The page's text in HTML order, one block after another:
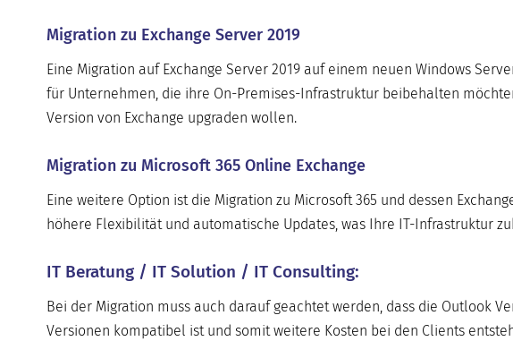
Migration zu Exchange Server 2019
Eine Migration auf Exchange Server 2019 auf einem neuen Windows
für Unternehmen, die ihre On-Premises-Infrastruktur beibehalten
Version von Exchange upgraden wollen.
Migration zu Microsoft 365 Online Exchange
Eine weitere Option ist die Migration zu Microsoft 365 und dessen
höhere Flexibilität und automatische Updates, was Ihre IT-Infrastruktur
IT Beratung / IT Solution / IT Consulting:
Bei der Migration muss auch darauf geachtet werden, dass die Outlook
Versionen kompatibel ist und somit weitere Kosten bei den Clients